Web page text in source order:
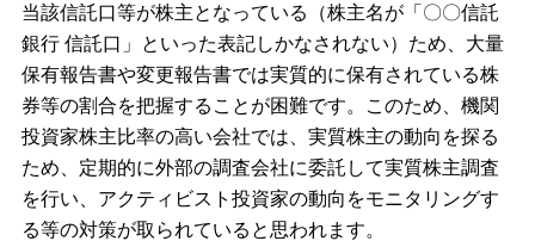
当該信託口等が株主となっている（株主名が「〇〇信託
銀行 信託口」といった表記しかなされない）ため、大量
保有報告書や変更報告書では実質的に保有されている株
券等の割合を把握することが困難です。このため、機関
投資家株主比率の高い会社では、実質株主の動向を探る
ため、定期的に外部の調査会社に委託して実質株主調査
を行い、アクティビスト投資家の動向をモニタリングす
る等の対策が取られていると思われます。